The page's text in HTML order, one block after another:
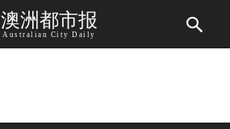
澳洲都市报
Australian City Daily